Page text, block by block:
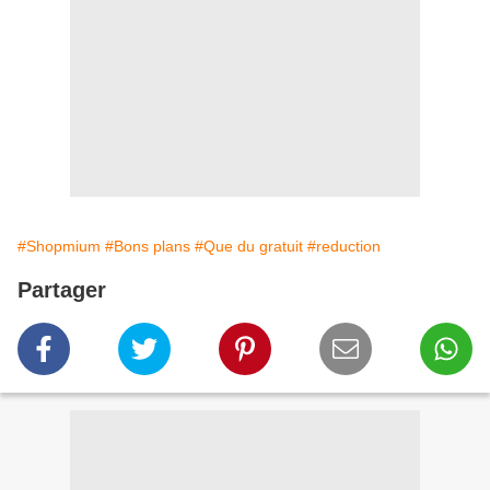
#Shopmium #Bons plans #Que du gratuit #reduction
Partager